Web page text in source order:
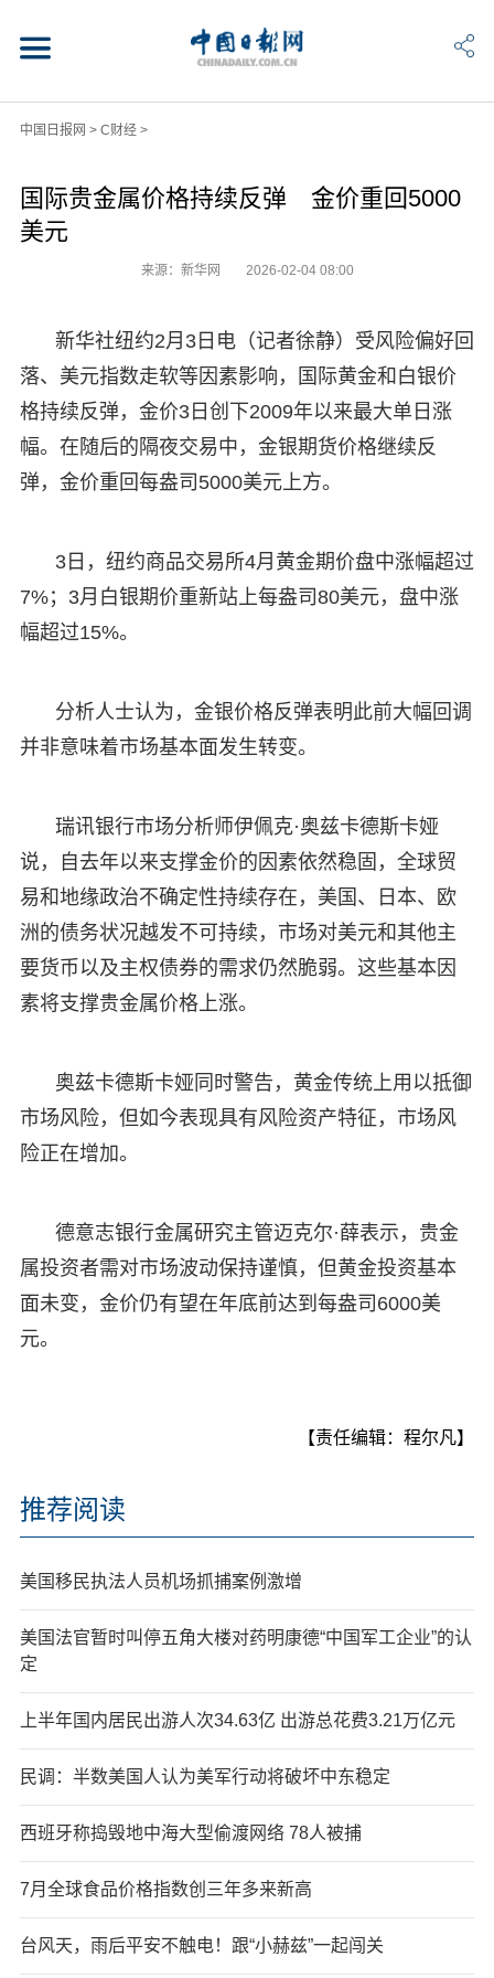
中国日报网 > C财经>
国际贵金属价格持续反弹 金价重回5000
美元
来源：新华网 2026-02-04 08:00
新华社纽约2月3日电（记者徐静）受风险偏好回
落、美元指数走软等因素影响，国际黄金和白银价
格持续反弹，金价3日创下2009年以来最大单日涨
幅。在随后的隔夜交易中，金银期货价格继续反
弹，金价重回每盎司5000美元上方。
3日，纽约商品交易所4月黄金期价盘中涨幅超过
7%；3月白银期价重新站上每盎司80美元，盘中涨
幅超过15%。
分析人士认为，金银价格反弹表明此前大幅回调
并非意味着市场基本面发生转变。
瑞讯银行市场分析师伊佩克·奥兹卡德斯卡娅
说，自去年以来支撑金价的因素依然稳固，全球贸
易和地缘政治不确定性持续存在，美国、日本、欧
洲的债务状况越发不可持续，市场对美元和其他主
要货币以及主权债券的需求仍然脆弱。这些基本因
素将支撑贵金属价格上涨。
奥兹卡德斯卡娅同时警告，黄金传统上用以抵御
市场风险，但如今表现具有风险资产特征，市场风
险正在增加。
德意志银行金属研究主管迈克尔·薛表示，贵金
属投资者需对市场波动保持谨慎，但黄金投资基本
面未变，金价仍有望在年底前达到每盎司6000美
元。
【责任编辑：程尔凡】
推荐阅读
美国移民执法人员机场抓捕案例激增
美国法官暂时叫停五角大楼对药明康德“中国军工企业”的认
定
上半年国内居民出游人次34.63亿 出游总花费3.21万亿元
民调：半数美国人认为美军行动将破坏中东稳定
西班牙称捣毁地中海大型偷渡网络 78人被捕
7月全球食品价格指数创三年多来新高
台风天，雨后平安不触电！跟“小赫兹”一起闯关